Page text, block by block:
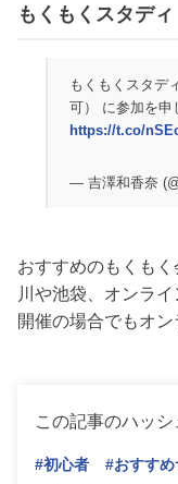
もくもくスタディ
もくもくスタデ
可） に参加を申
https://t.co/
— 吉澤和香奈
おすすめのもくもく
川や池袋、オンラ
開催の場合でもオン
この記事のハッ
#初心者 #おすすめ